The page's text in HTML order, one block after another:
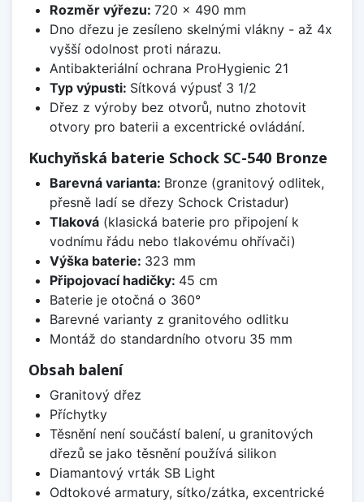
Rozměr výřezu: 720 x 490 mm
Dno dřezu je zesíleno skelnými vlákny - až 4x
vyšší odolnost proti nárazu.
Antibakteriální ochrana ProHygienic 21
Typ výpusti: Sítková výpusť 3 1/2
Dřez z výroby bez otvorů, nutno zhotovit
otvory pro baterii a excentrické ovládání.
Kuchyňská baterie Schock SC-540 Bronze
Barevná varianta: Bronze (granitový odlitek,
přesně ladí se dřezy Schock Cristadur)
Tlaková(klasická baterie pro připojení k
vodnímu řádu nebo tlakovému ohřívači)
Výška baterie: 323 mm
Připojovací hadičky: 45 cm
Baterie je otočná o 360°
Barevné varianty z granitového odlitku
Montáž do standardního otvoru 35 mm
Obsah balení
Granitový dřez
Příchytky
Těsnění není součástí balení, u granitových
dřezů se jako těsnění používá silikon
Diamantový vrták SB Light
Odtokové armatury, sítko/zátka, excentrické